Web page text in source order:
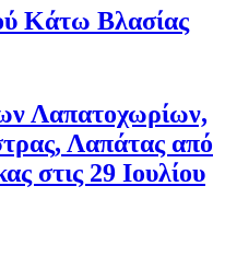
Κάτω Βλασίας
Λαπατοχωρίων,
Λαπάτας από
στις 29 Ιουλίου